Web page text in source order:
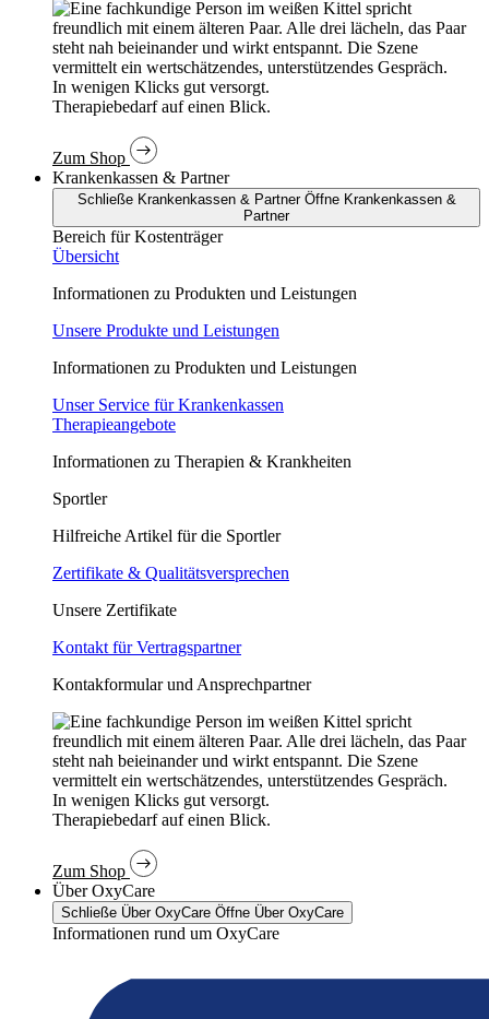
In wenigen Klicks gut versorgt.
Therapiebedarf auf einen Blick.
Zum Shop
Krankenkassen & Partner
Schließe Krankenkassen & Partner Öffne Krankenkassen &
Partner
Bereich für Kostenträger
Übersicht
Informationen zu Produkten und Leistungen
Unsere Produkte und Leistungen
Informationen zu Produkten und Leistungen
Unser Service für Krankenkassen
Therapieangebote
Informationen zu Therapien & Krankheiten
Sportler
Hilfreiche Artikel für die Sportler
Zertifikate & Qualitätsversprechen
Unsere Zertifikate
Kontakt für Vertragspartner
Kontakformular und Ansprechpartner
In wenigen Klicks gut versorgt.
Therapiebedarf auf einen Blick.
Zum Shop
Über OxyCare
Schließe Über OxyCare Öffne Über OxyCare
Informationen rund um OxyCare